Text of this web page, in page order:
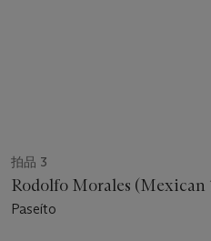
拍品 3
Rodolfo Morales (Mexican
Paseíto